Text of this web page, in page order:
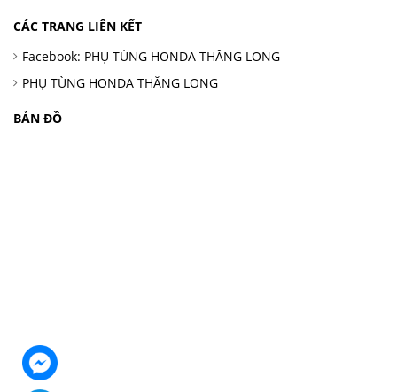
CÁC TRANG LIÊN KẾT
Facebook: PHỤ TÙNG HONDA THĂNG LONG
PHỤ TÙNG HONDA THĂNG LONG
BẢN ĐỒ